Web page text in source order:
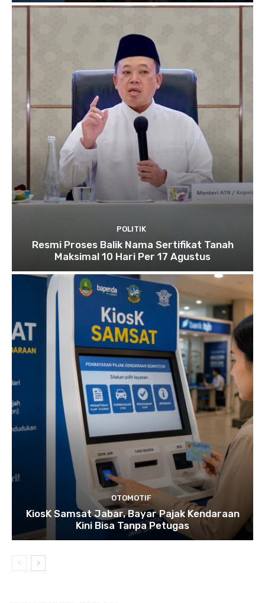
POLITIK
Resmi Proses Balik Nama Sertifikat Tanah
Maksimal 10 Hari Per 17 Agustus
OTOMOTIF
KiosK Samsat Jabar, Bayar Pajak Kendaraan
Kini Bisa Tanpa Petugas